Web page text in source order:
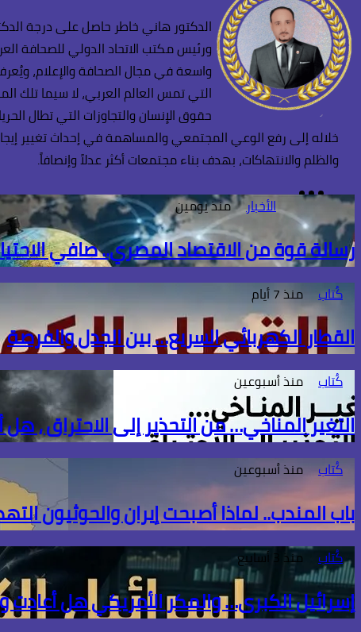
الدكتور هاني خاطر حاصل على درجة
ورئيس مكتب الاتحاد الدولي للصحافة
واسعة في مجال الصحافة والإعلام،
التي تمس العالم العربي، لا سيما تلك
حقوق الإنسان والتجاوزات التي تطال
خلاله إلى رفع الوعي المجتمعي والمساهمة في إحداث تغيير
والظلم والانتهاكات، بهدف بناء مجتمعات أكثر عدلاً وإنصافاً.
فيسبوك
انستقرام
TikTok
الأخبار منذ يومين
رسالة قوة من الاقتصاد المصري.. صافي الاحتياطي الأجنبي
كُتاب منذ 7 أيام
القطار الكهربائي السريع… بين الجدل والفرصة
كُتاب منذ أسبوعين
التغير المناخي… من التحذير إلى الاحتراق ،
كُتاب منذ أسبوعين
باب المندب.. لماذا أصبحت إيران والحوثيون
كُتاب منذ 3 أسابيع
إسرائيل الكبرى… والمكر الأمريكي هل